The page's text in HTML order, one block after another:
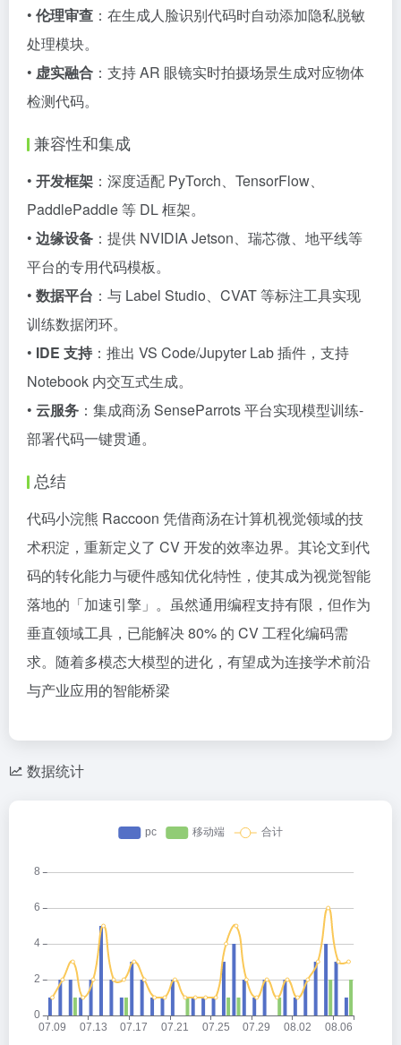
• 伦理审查 ：在生成人脸识别代码时自动添加隐私脱敏
处理模块。
• 虚实融合 ：支持 AR 眼镜实时拍摄场景生成对应物体
检测代码。
兼容性和集成
• 开发框架 ：深度适配 PyTorch、TensorFlow、
PaddlePaddle 等 DL 框架。
• 边缘设备 ：提供 NVIDIA Jetson、瑞芯微、地平线等
平台的专用代码模板。
• 数据平台 ：与 Label Studio、CVAT 等标注工具实现
训练数据闭环。
• IDE 支持 ：推出 VS Code/Jupyter Lab 插件，支持
Notebook 内交互式生成。
• 云服务 ：集成商汤 SenseParrots 平台实现模型训练-
部署代码一键贯通。
总结
代码小浣熊 Raccoon 凭借商汤在计算机视觉领域的技
术积淀，重新定义了 CV 开发的效率边界。其论文到代
码的转化能力与硬件感知优化特性，使其成为视觉智能
落地的「加速引擎」。虽然通用编程支持有限，但作为
垂直领域工具，已能解决 80% 的 CV 工程化编码需
求。随着多模态大模型的进化，有望成为连接学术前沿
与产业应用的智能桥梁
数据统计